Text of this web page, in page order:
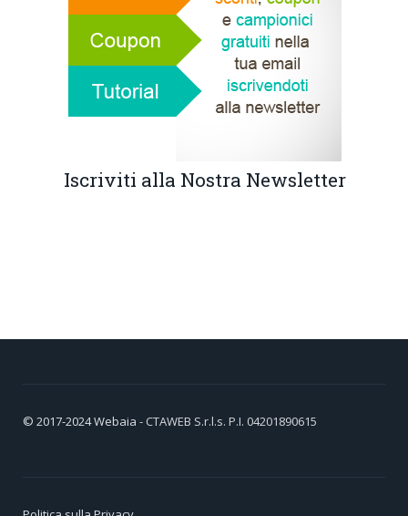
Iscriviti alla Nostra Newsletter
© 2017-2024Webaia - CTAWEB S.r.l.s. P.I. 04201890615